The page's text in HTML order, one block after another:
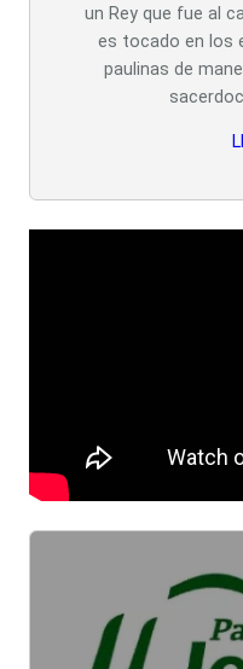
un Rey que fue al
es tocado en los
paulinas de